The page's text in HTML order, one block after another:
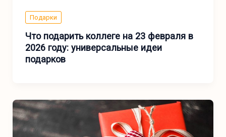
Подарки
Что подарить коллеге на 23 февраля в
2026 году: универсальные идеи
подарков